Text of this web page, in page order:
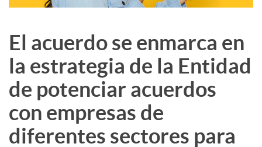
El acuerdo se enmarca en
la estrategia de la Entidad
de potenciar acuerdos
con empresas de
diferentes sectores para